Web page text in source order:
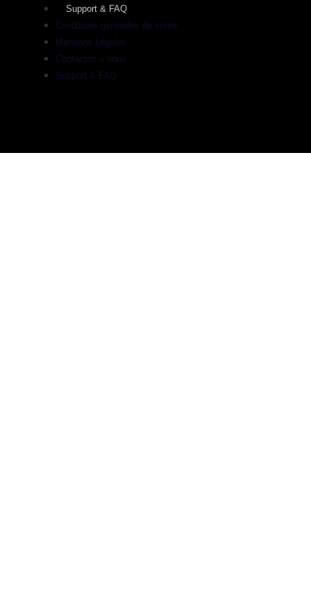
Support & FAQ
Conditions générales de vente
Mentions Légales
Contactez – nous
Support & FAQ